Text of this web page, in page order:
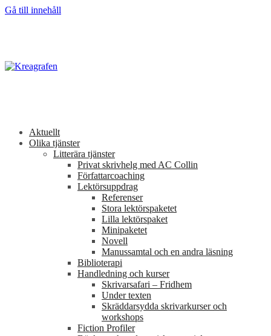
Gå till innehåll
Aktuellt
Olika tjänster
Litterära tjänster
Privat skrivhelg med AC Collin
Författarcoaching
Lektörsuppdrag
Referenser
Stora lektörspaketet
Lilla lektörspaket
Minipaketet
Novell
Manussamtal och en andra läsning
Biblioterapi
Handledning och kurser
Skrivarsafari – Fridhem
Under texten
Skräddarsydda skrivarkurser och
workshops
Fiction Profiler